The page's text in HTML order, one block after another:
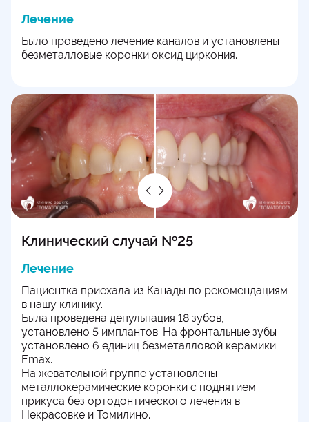
Лечение
Было проведено лечение каналов и установлены
безметалловые коронки оксид циркония.
Клинический случай №25
Лечение
Пациентка приехала из Канады по рекомендациям
в нашу клинику.
Была проведена депульпация 18 зубов,
установлено 5 имплантов. На фронтальные зубы
установлено 6 единиц безметалловой керамики
Emax.
На жевательной группе установлены
металлокерамические коронки с поднятием
прикуса без ортодонтического лечения в
Некрасовке и Томилино.